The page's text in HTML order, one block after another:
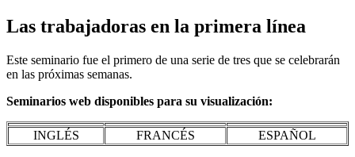
Las trabajadoras en la primera línea
Este seminario fue el primero de una serie de tres que se celebrarán
en las próximas semanas.
Seminarios web disponibles para su visualización:
INGLÉS FRANCÉS ESPAÑOL